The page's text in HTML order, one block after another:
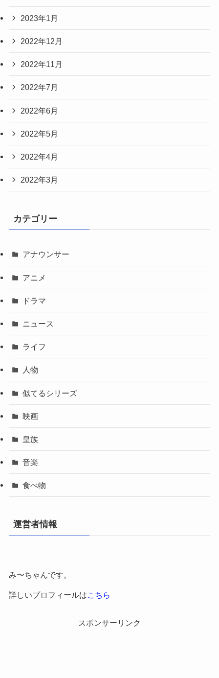
2023年1月
2022年12月
2022年11月
2022年7月
2022年6月
2022年5月
2022年4月
2022年3月
カテゴリー
アナウンサー
アニメ
ドラマ
ニュース
ライフ
人物
似てるシリーズ
映画
皇族
音楽
食べ物
運営者情報
み〜ちゃんです。
詳しいプロフィールはこちら
スポンサーリンク